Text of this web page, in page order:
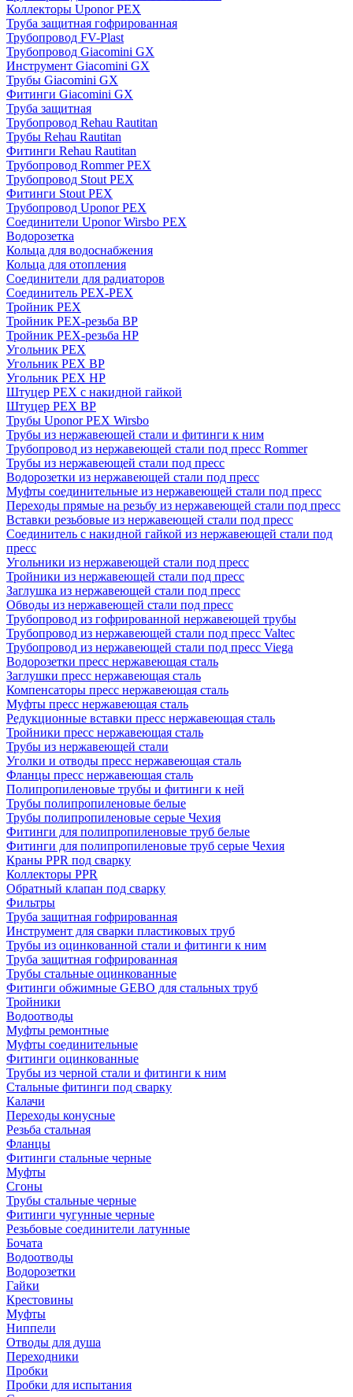
Коллекторы Uponor PEX
Труба защитная гофрированная
Трубопровод FV-Plast
Трубопровод Giacomini GX
Инструмент Giacomini GX
Трубы Giacomini GX
Фитинги Giacomini GX
Труба защитная
Трубопровод Rehau Rautitan
Трубы Rehau Rautitan
Фитинги Rehau Rautitan
Трубопровод Rommer PEX
Трубопровод Stout PEX
Фитинги Stout PEX
Трубопровод Uponor PEX
Соединители Uponor Wirsbo PEX
Водорозетка
Кольца для водоснабжения
Кольца для отопления
Соединители для радиаторов
Соединитель PEX-PEX
Тройник PEX
Тройник PEX-резьба ВР
Тройник PEX-резьба НР
Угольник PEX
Угольник PEX ВР
Угольник PEX НР
Штуцер PEX c накидной гайкой
Штуцер PEX ВР
Трубы Uponor PEX Wirsbo
Трубы из нержавеющей стали и фитинги к ним
Трубопровод из нержавеющей стали под пресс Rommer
Трубы из нержавеющей стали под пресс
Водорозетки из нержавеющей стали под пресс
Муфты соединительные из нержавеющей стали под пресс
Переходы прямые на резьбу из нержавеющей стали под пресс
Вставки резьбовые из нержавеющей стали под пресс
Соединитель с накидной гайкой из нержавеющей стали под
пресс
Угольники из нержавеющей стали под пресс
Тройники из нержавеющей стали под пресс
Заглушка из нержавеющей стали под пресс
Обводы из нержавеющей стали под пресс
Трубопровод из гофрированной нержавеющей трубы
Трубопровод из нержавеющей стали под пресс Valtec
Трубопровод из нержавеющей стали под пресс Viega
Водорозетки пресс нержавеющая сталь
Заглушки пресс нержавеющая сталь
Компенсаторы пресс нержавеющая сталь
Муфты пресс нержавеющая сталь
Редукционные вставки пресс нержавеющая сталь
Тройники пресс нержавеющая сталь
Трубы из нержавеющей стали
Уголки и отводы пресс нержавеющая сталь
Фланцы пресс нержавеющая сталь
Полипропиленовые трубы и фитинги к ней
Трубы полипропиленовые белые
Трубы полипропиленовые серые Чехия
Фитинги для полипропиленовые труб белые
Фитинги для полипропиленовые труб серые Чехия
Краны PPR под сварку
Коллекторы PPR
Обратный клапан под сварку
Фильтры
Труба защитная гофрированная
Инструмент для сварки пластиковых труб
Трубы из оцинкованной стали и фитинги к ним
Труба защитная гофрированная
Трубы стальные оцинкованные
Фитинги обжимные GEBO для стальных труб
Тройники
Водоотводы
Муфты ремонтные
Муфты соединительные
Фитинги оцинкованные
Трубы из черной стали и фитинги к ним
Стальные фитинги под сварку
Калачи
Переходы конусные
Резьба стальная
Фланцы
Фитинги стальные черные
Муфты
Сгоны
Трубы стальные черные
Фитинги чугунные черные
Резьбовые соединители латунные
Бочата
Водоотводы
Водорозетки
Гайки
Крестовины
Муфты
Ниппели
Отводы для душа
Переходники
Пробки
Пробки для испытания